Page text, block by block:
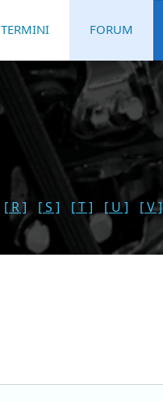
TERMINI FORUM
[ R ] [ S ] [ T ] [ U ] [ V ]